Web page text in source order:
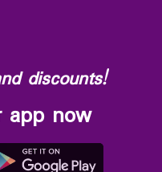
discounts!
app now